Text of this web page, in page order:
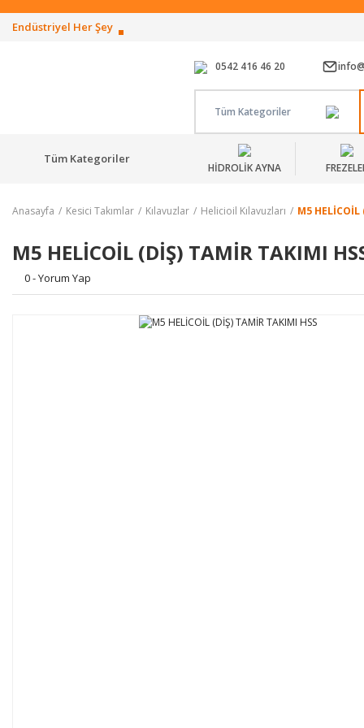
Endüstriyel Her Şey
0542 416 46 20
Tüm Kategoriler
Tüm Kategoriler
HİDROLİK AYNA
Anasayfa Kesici Takımlar Kılavuzlar Helicioil Kılavuzları M5 HELİCOİL
M5 HELİCOİL (DİŞ) TAMİR TAKIMI
0 - Yorum Yap